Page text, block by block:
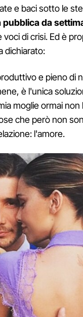
e baci sotto le
pubblica da
di crisi. Ed è
dichiarato:
e pieno di
è l'unica
moglie ormai non
che però non
l'amore.